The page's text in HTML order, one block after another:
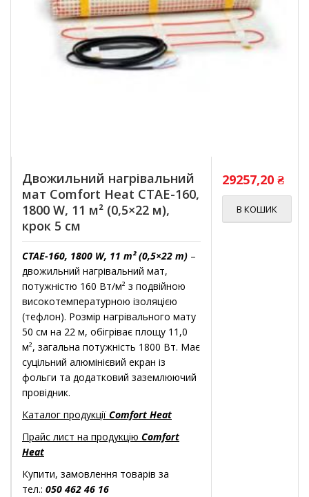
Двожильний нагрівальний
мат Comfort Heat CTAE-160,
1800 W, 11 м² (0,5×22 м),
крок 5 см
CTAE-160, 1800 W, 11 m² (0,5×22 m) –
двожильний нагрівальний мат,
потужністю 160 Вт/м² з подвійною
високотемпературною ізоляцією
(тефлон). Розмір нагрівального мату
50 см на 22 м, обігріває площу 11,0
м², загальна потужність 1800 Вт. Має
суцільний алюмінієвий екран із
фольги та додатковий заземлюючий
провідник.
Каталог продукції Comfort Heat
Прайс лист на продукцію Comfort
Heat
Купити, замовлення товарів за
тел.: 050 462 46 16
29257,20₴
В КОШИК